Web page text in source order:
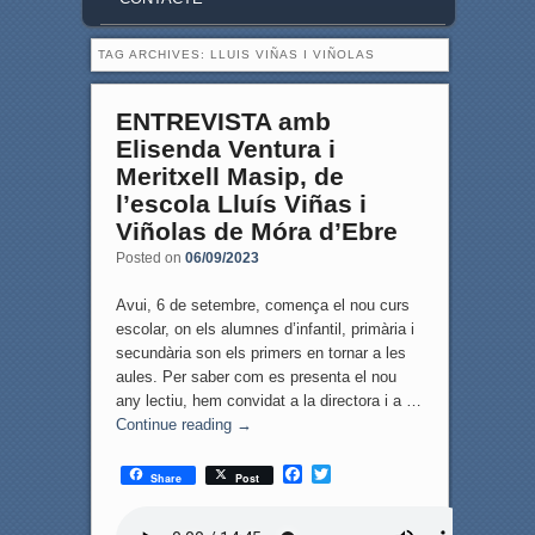
TAG ARCHIVES: LLUIS VIÑAS I VIÑOLAS
ENTREVISTA amb
Elisenda Ventura i
Meritxell Masip, de
l’escola Lluís Viñas i
Viñolas de Móra d’Ebre
Posted on 06/09/2023
Avui, 6 de setembre, comença el nou curs
escolar, on els alumnes d’infantil, primària i
secundària son els primers en tornar a les
aules. Per saber com es presenta el nou
any lectiu, hem convidat a la directora i a …
Continue reading →
Share Post
F
T